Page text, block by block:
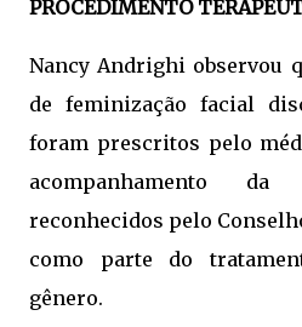
PROCEDIMENTO
Nancy Andrighi observou
de feminização facial
foram prescritos pelo
acompanhamento
reconhecidos pelo
como parte do
gênero.